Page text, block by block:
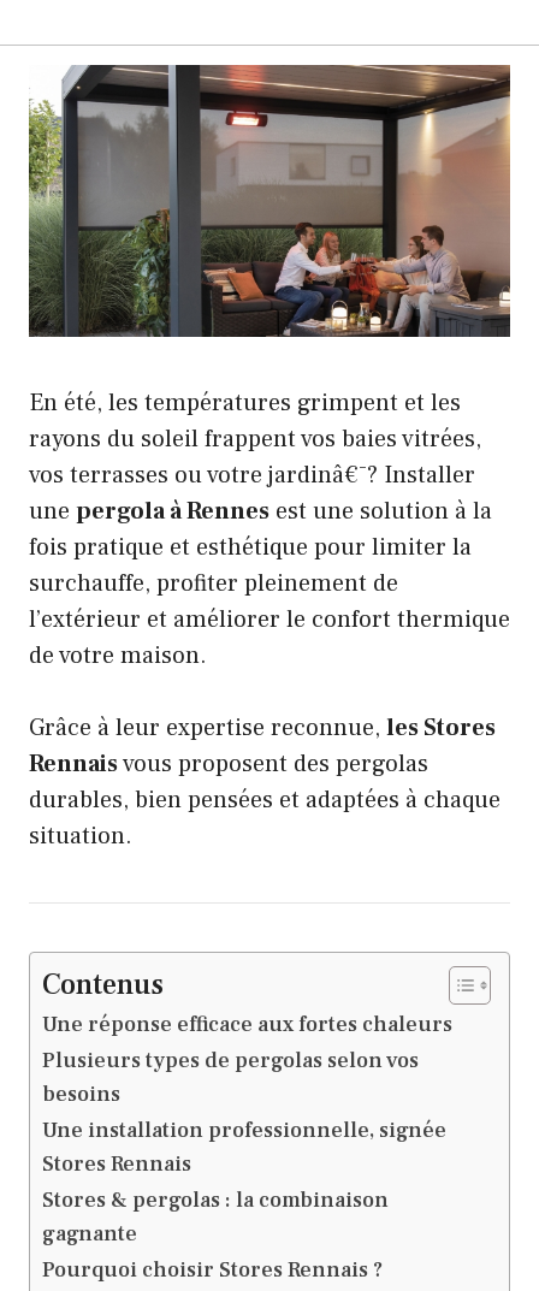
En été, les températures grimpent et les
rayons du soleil frappent vos baies vitrées,
vos terrasses ou votre jardinâ€¯? Installer
une pergola à Rennes est une solution à la
fois pratique et esthétique pour limiter la
surchauffe, profiter pleinement de
l’extérieur et améliorer le confort thermique
de votre maison.
Grâce à leur expertise reconnue, les Stores
Rennaisvous proposent des pergolas
durables, bien pensées et adaptées à chaque
situation.
Contenus
Une réponse efficace aux fortes chaleurs
Plusieurs types de pergolas selon vos
besoins
Une installation professionnelle, signée
Stores Rennais
Stores & pergolas : la combinaison
gagnante
Pourquoi choisir Stores Rennais ?